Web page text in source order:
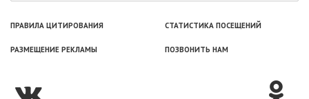
ПРАВИЛА ЦИТИРОВАНИЯ СТАТИСТИКА ПОСЕЩЕНИЙ
РАЗМЕЩЕНИЕ РЕКЛАМЫ ПОЗВОНИТЬ НАМ